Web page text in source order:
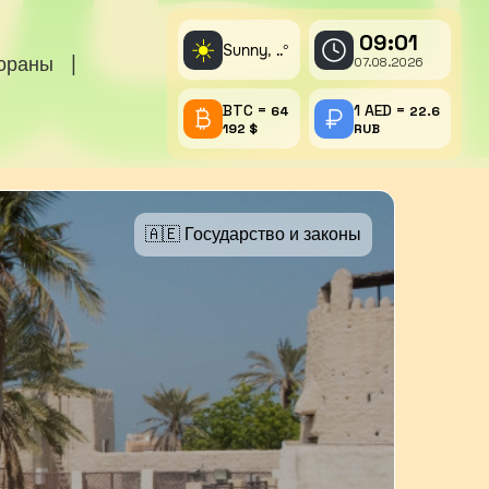
☀️ Sunny, ..° 09:01
07.08.2026
BTC = 64
192 $
1 AED = 22.6
RUB
🇦🇪 Государство и законы